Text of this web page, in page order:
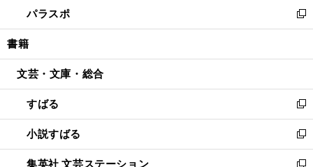
で
開
ド
ウ
開
ィ
ン
ウ
開
く
い
ウ
ン
ウ
で
開
く
パラスポ
新
し
ウ
ン
ド
ウ
で
開
く
書籍
文芸・文庫・総合
すばる
新
し
い
ウ
小説すばる
新
し
集英社 文芸ステーション